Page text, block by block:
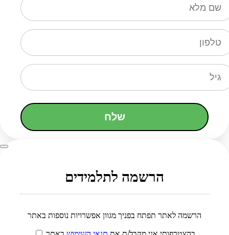
שלח
הרשמה לתלמידים
הרשמה לאתר תפתח בפניך מגוון אפשרויות נוספות באתר